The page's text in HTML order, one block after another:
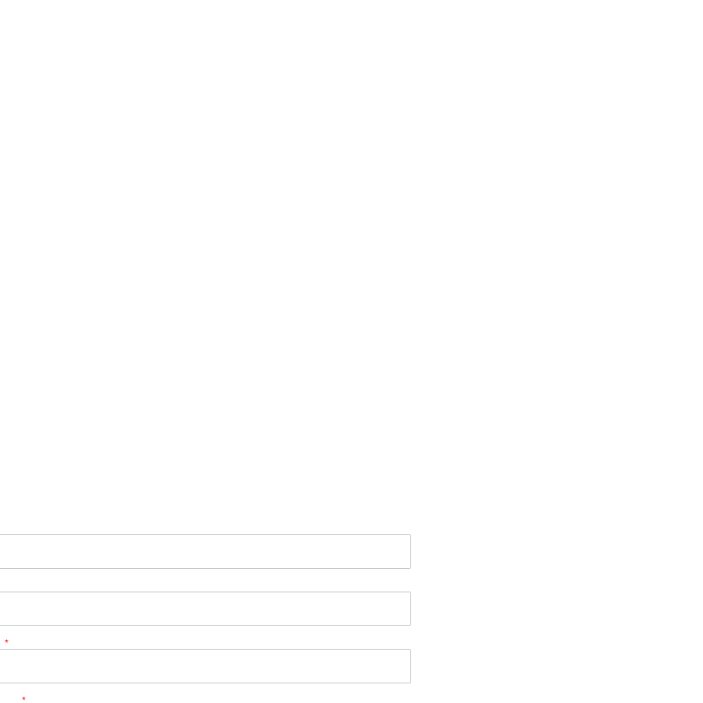
*
*